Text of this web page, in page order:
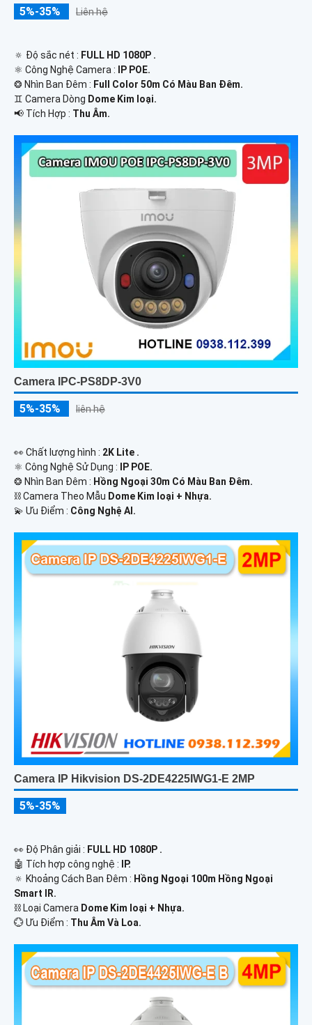
5%-35% Liên hệ
🔅 Độ sắc nét : FULL HD 1080P .
⚛️ Công Nghệ Camera :
IP POE.
❂ Nhìn Ban Đêm : Full Color 50m Có Màu Ban Ðêm.
♊ Camera Dòng Dome Kim loại.
️📢 Tích Hợp : Thu Âm.
Camera IPC-PS8DP-3V0
5%-35% liên hệ
️👀 Chất lượng hình : 2K Lite .
⚛️ Công Nghệ Sử Dụng :
IP POE.
❂ Nhìn Ban Đêm : Hồng Ngoại 30m Có Màu Ban Ðêm.
⛓ Camera Theo Mẫu Dome Kim loại + Nhựa.
️💫 Ưu Điểm : Công Nghệ AI.
Camera IP Hikvision DS-2DE4225IWG1-E 2MP
5%-35%
️👀 Độ Phân giải : FULL HD 1080P .
🤖️ Tích hợp công nghệ : IP.
🔅 Khoảng Cách Ban Đêm : Hồng Ngoại 100m Hồng Ngoại
Smart IR.
⛓ Loại Camera Dome Kim loại + Nhựa.
️💮 Ưu Điểm : Thu Âm Và Loa.